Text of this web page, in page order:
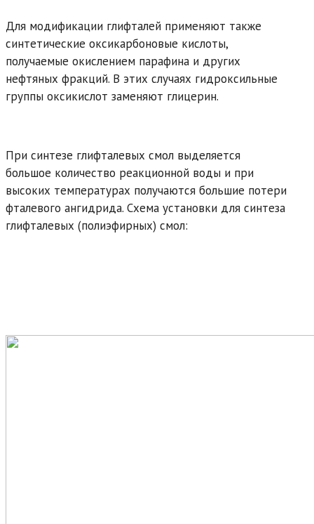
Для модификации глифталей применяют также
синтетические оксикарбоновые кислоты,
получаемые окислением парафина и других
нефтяных фракций. В этих случаях гидроксильные
группы оксикислот заменяют глицерин.
При синтезе глифталевых смол выделяется
большое количество реакционной воды и при
высоких температурах получаются большие потери
фталевого ангидрида. Схема установки для синтеза
глифталевых (полиэфирных) смол: